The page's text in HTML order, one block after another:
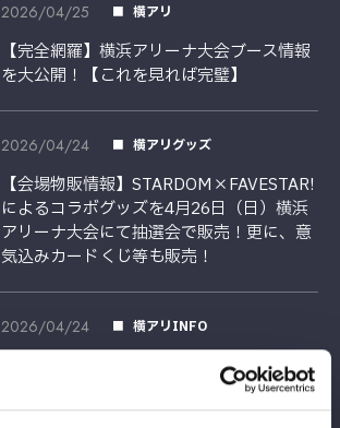
2026/04/25 横アリ
【完全網羅】横浜アリーナ大会ブース情報
を大公開！【これを見れば完璧】
2026/04/24 横アリグッズ
【会場物販情報】STARDOM×FAVESTAR!
によるコラボグッズを4月26日（日）横浜
アリーナ大会にて抽選会で販売！更に、意
気込みカードくじ等も販売！
2026/04/24 横アリINFO
【PPV情報】4月26日（日）横浜アリーナ
大会のスペシャルゲスト解説者に棚橋弘至
社長が決定！